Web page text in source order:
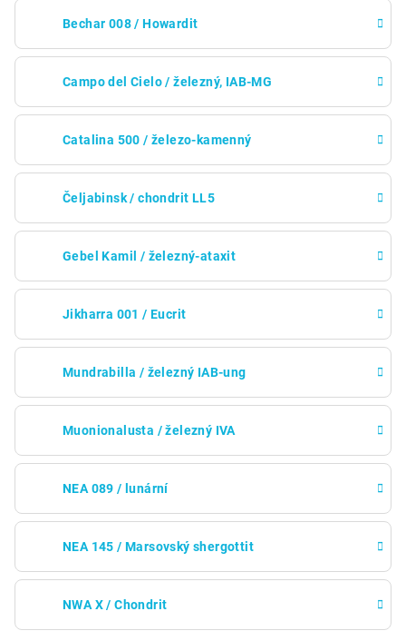
Bechar 008 / Howardit
Campo del Cielo / železný, IAB-MG
Catalina 500 / železo-kamenný
Čeljabinsk / chondrit LL5
Gebel Kamil / železný-ataxit
Jikharra 001 / Eucrit
Mundrabilla / železný IAB-ung
Muonionalusta / železný IVA
NEA 089 / lunární
NEA 145 / Marsovský shergottit
NWA X / Chondrit